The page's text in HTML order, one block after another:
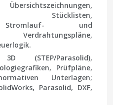
Stücklisten,
Stromlauf- und
Verdrahtungspläne,
3D (STEP/Parasolid),
Prüfpläne,
Unterlagen;
Parasolid, DXF,